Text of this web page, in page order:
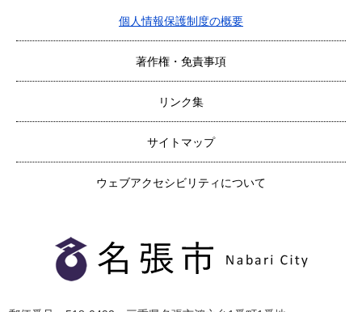
個人情報保護制度の概要
著作権・免責事項
リンク集
サイトマップ
ウェブアクセシビリティについて